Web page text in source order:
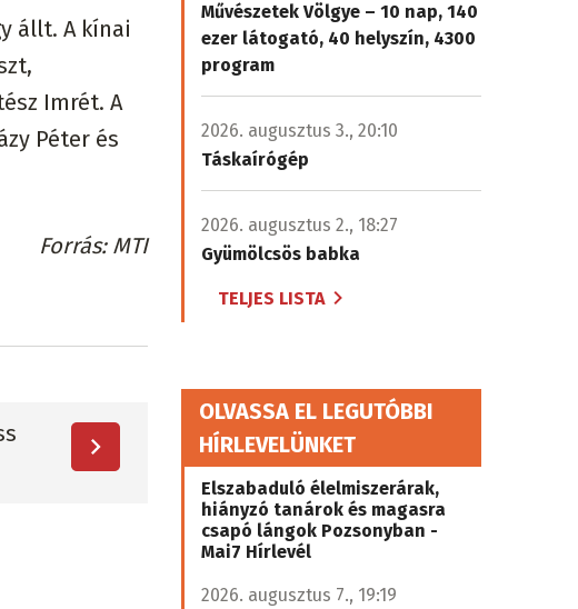
állt. A kínai
Imrét. A
Péter és
Forrás MTI
Művészetek Völgye – 10 nap, 140
ezer látogató, 40 helyszín, 4300
program
2026. augusztus 3., 20:10
Táskaírógép
2026. augusztus 2., 18:27
Gyümölcsös babka
TELJES LISTA
OLVASSA EL LEGUTÓBBI
HÍRLEVELÜNKET
Elszabaduló élelmiszerárak,
hiányzó tanárok és magasra
csapó lángok Pozsonyban -
Mai7 Hírlevél
2026. augusztus 7., 19:19